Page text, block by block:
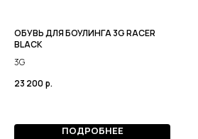
ОБУВЬ ДЛЯ БОУЛИНГА 3G RACER
BLACK
3G
23 200 р.
ПОДРОБНЕЕ